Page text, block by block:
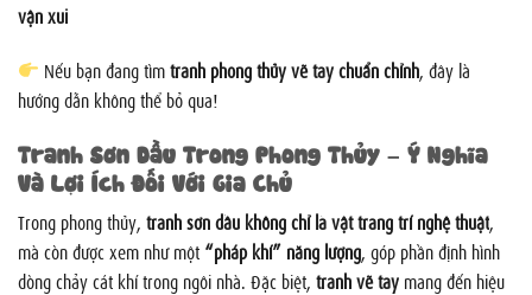
vận xui
Nếu bạn đang tìmtranh phong thủy vẽ tay chuẩn chỉnh, đây là
hướng dẫn không thể bỏ qua!
Tranh Sơn Dầu Trong Phong Thủy – Ý Nghĩa
Và Lợi Ích Đối Với Gia Chủ
Trong phong thủy, tranh sơn dầu không chỉ là vật trang trí nghệ thuật,
mà còn được xem như một “pháp khí” năng lượng, góp phần định hình
dòng chảy cát khí trong ngôi nhà. Đặc biệt, tranh vẽ tay mang đến hiệu